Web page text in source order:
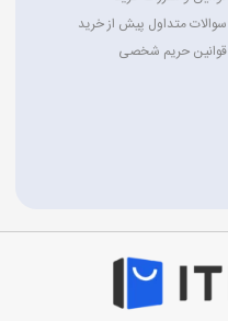
سوالات متداول پیش از خرید
قوانین حریم شخصی